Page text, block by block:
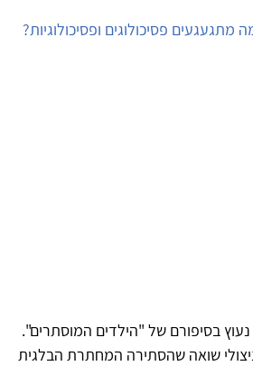
מתגעגעים פסיכולוגים ופסיכולוגיות?
בסיפורם של "הילדים המוסתרים".
שואה שהסתירה המחתרת הבלגית